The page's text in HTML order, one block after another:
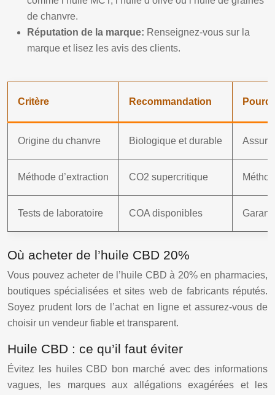
de chanvre.
Réputation de la marque: Renseignez-vous sur la
marque et lisez les avis des clients.
Critère Recommandation
Origine du chanvre Biologique et durable Assure
Méthode d’extraction CO2 supercritique
Tests de laboratoire COA disponibles
Où acheter de l’huile CBD 20%
Vous pouvez acheter de l’huile CBD à 20% en pharmacies,
boutiques spécialisées et sites web de fabricants réputés.
Soyez prudent lors de l’achat en ligne et assurez-vous de
choisir un vendeur fiable et transparent.
Huile CBD : ce qu’il faut éviter
Évitez les huiles CBD bon marché avec des informations
vagues, les marques aux allégations exagérées et les